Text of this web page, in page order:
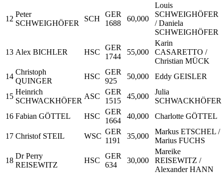
12
Peter
SCHWEIGHÖFER
SCH
GER
1688
60,000
Louis
SCHWEIGHÖFER
/ Daniela
SCHWEIGHÖFER
13 Alex BICHLER HSC
GER
1744
55,000
Karin
CASARETTO /
Christian MÜCK
14
Christoph
QUINGER
HSC
GER
925
50,000 Eddy GEISLER
15
Heinrich
SCHWACKHÖFER
ASC
GER
1515
45,000
Julia
SCHWACKHÖFER
16 Fabian GÖTTEL HSC
GER
1664
40,000 Charlotte GÖTTEL
17 Christof STEIL WSC
GER
1191
35,000
Markus ETSCHEL /
Marius FUCHS
18
Dr Perry
REISEWITZ
HSC
GER
634
30,000
Mareike
REISEWITZ /
Alexander HANN